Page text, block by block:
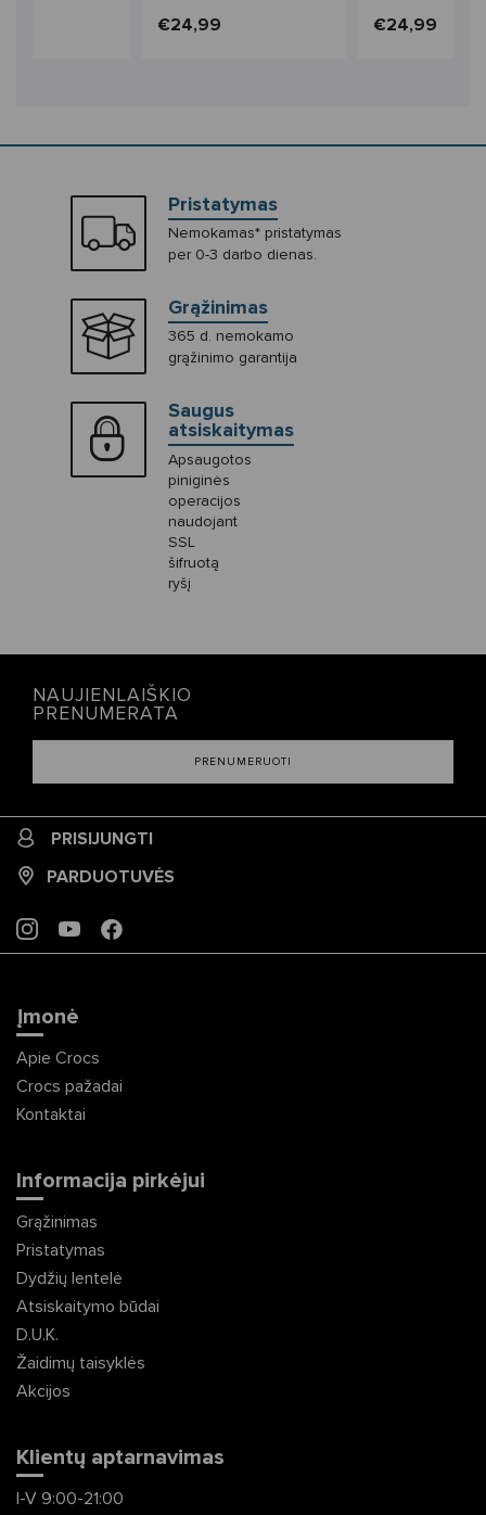
€24,99 €24,99
Pristatymas
Nemokamas* pristatymas
per 0-3 darbo dienas.
Grąžinimas
365 d. nemokamo
grąžinimo garantija
Saugus
atsiskaitymas
Apsaugotos
piniginės
operacijos
naudojant
SSL
šifruotą
ryšį
NAUJIENLAIŠKIO
PRENUMERATA
PRENUMERUOTI
PRISIJUNGTI
PARDUOTUVĖS
INSTAGRAM
YOUTUBEFACEBOOK
Įmonė
Apie Crocs
Crocs pažadai
Kontaktai
Informacija pirkėjui
Grąžinimas
Pristatymas
Dydžių lentelė
Atsiskaitymo būdai
D.U.K.
Žaidimų taisyklės
Akcijos
Klientų aptarnavimas
I-V 9:00-21:00